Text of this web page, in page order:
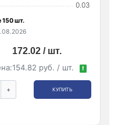
0.03
150 шт.
172.02 / шт.
154.82 руб. / шт. !
+ КУПИТЬ